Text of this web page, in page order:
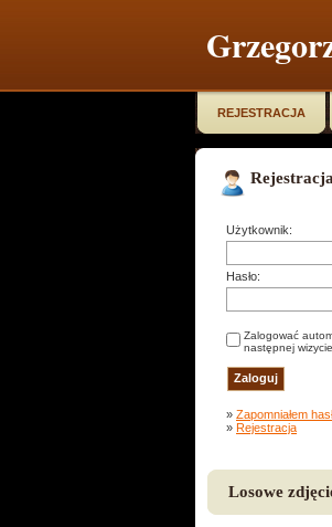
REJESTRACJA
Rejestracja
Użytkownik:
Hasło:
Zalogować
następnej
» Zapomniałem
» Rejestracja
Losowe